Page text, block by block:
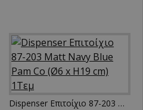
Dispenser Επιτοίχιο 87-203 Matt Navy Blue Pam Co (Ø6 x H19 cm) 1Τεμ